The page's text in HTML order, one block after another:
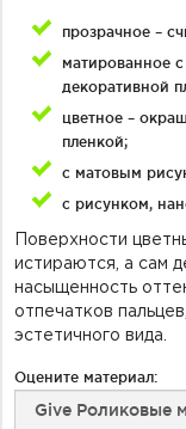
прозрачное –
матированное
декоративной
цветное –
пленкой;
с матовым
с рисунком,
Поверхности
истираются, а сам
насыщенность
отпечатков
эстетичного вида.
Оцените материал: